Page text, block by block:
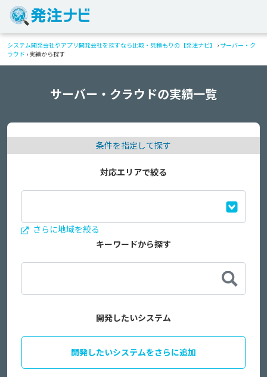
システム開発会社やアプリ開発会社を探すなら比較・見積もりの【発注ナビ】 › サーバー・ク
ラウド › 実績から探す
サーバー・クラウドの実績一覧
条件を指定して探す
対応エリアで絞る
さらに地域を絞る
キーワードから探す
開発したいシステム
開発したいシステムをさらに追加